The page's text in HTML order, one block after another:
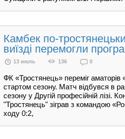
Камбек по-
виїзді перемогли
13 июль 136 0
ФК «Тростянець» переміг
стартом сезону. Матч відбувся в
сезону у Другій професійній лізі.
"Тростянець" зіграв з командою
ходу 0:2,